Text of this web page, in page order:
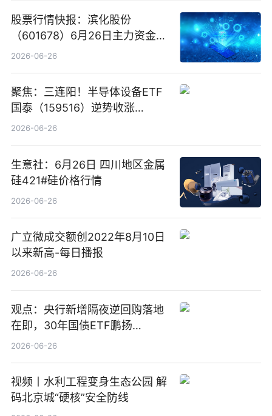
股票行情快报：滨化股份
（601678）6月26日主力资金净
卖出5964.34万元
2026-06-26
聚焦：三连阳！半导体设备ETF
国泰（159516）逆势收涨
3.5%，近10日累计净流入超65
2026-06-26
生意社：6月26日 四川地区金属
硅421#硅价格行情
2026-06-26
广立微成交额创2022年8月10日
以来新高-每日播报
2026-06-26
观点：央行新增隔夜逆回购落地
在即，30年国债ETF鹏扬
(511090) 盘中小幅上涨
2026-06-26
视频丨水利工程变身生态公园 解
码北京城“硬核”安全防线